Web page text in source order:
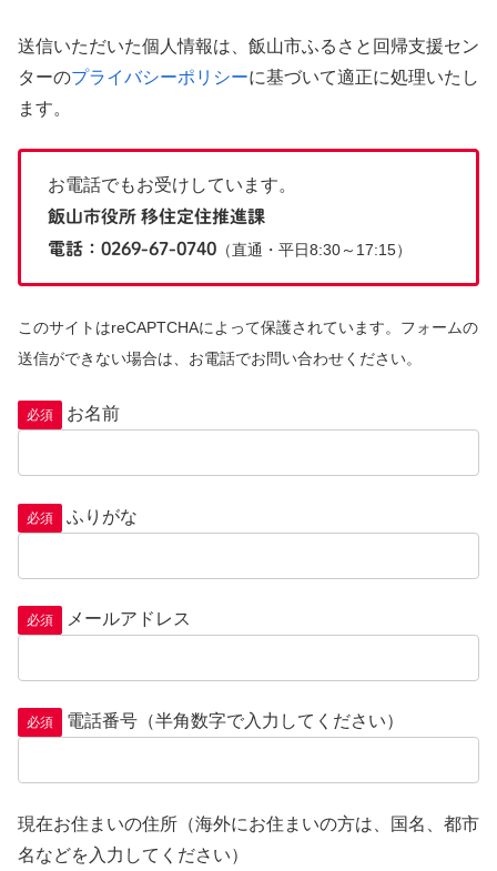
送信いただいた個人情報は、飯山市ふるさと回帰支援セン
ターのプライバシーポリシーに基づいて適正に処理いたし
ます。
お電話でもお受けしています。
飯山市役所 移住定住推進課
電話：0269-67-0740 （直通・平日8:30～17:15）
このサイトはreCAPTCHAによって保護されています。 フォームの
送信ができない場合は、お電話でお問い合わせください。
必須 お名前
必須 ふりがな
必須 メールアドレス
必須 電話番号（半角数字で入力してください）
現在お住まいの住所（海外にお住まいの方は、国名、都市
名などを入力してください）